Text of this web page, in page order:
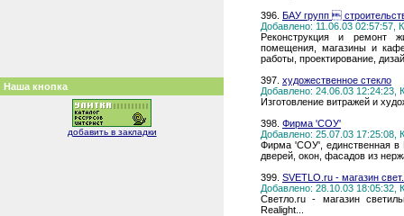
Наша кнопка
добавить в закладки
396. БАУ групп 
Добавлено: 11.06.03 02:57:57,
Реконструкция и ремонт
помещения, магазины и кафе
работы, проектирование,
397. художественное стекло
Добавлено: 24.06.03 12:24:23,
Изготовление витражей и
398. Фирма 'СОУ'
Добавлено: 25.07.03 17:25:08,
Фирма 'СОУ', единственная в
дверей, окон, фасадов из
399. SVETLO.ru - магазин
Добавлено: 28.10.03 18:05:32,
Светло.ru - магазин
Realight...